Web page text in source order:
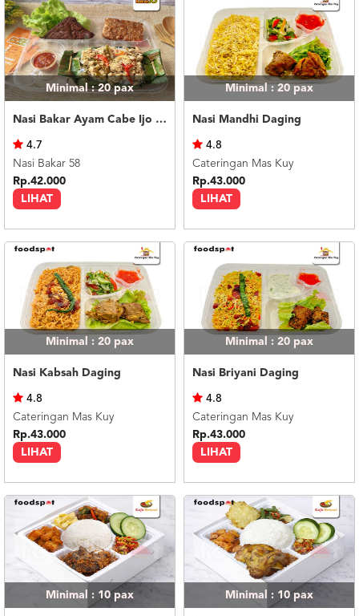
Minimal : 20pax
Nasi Bakar Ayam Cabe Ijo + Tahu Tempe
LIHAT
4.7
Nasi Bakar 58
Rp.42.000
Minimal : 20pax
Nasi Mandhi Daging
LIHAT
4.8
Cateringan Mas Kuy
Rp.43.000
Minimal : 20 pax
Nasi Kabsah Daging
LIHAT
4.8
Cateringan Mas Kuy
Rp.43.000
Minimal : 20 pax
Nasi Briyani Daging
LIHAT
4.8
Cateringan Mas Kuy
Rp.43.000
Minimal : 10 pax Minimal : 10pax